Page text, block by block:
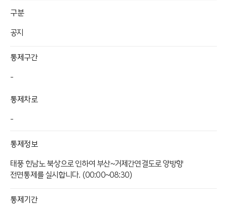
구분
공지
통제구간
-
통제차로
-
통제정보
태풍 힌남노 북상으로 인하여 부산~거제간연결도로 양방향
전면통제를 실시합니다. (00:00~08:30)
통제기간